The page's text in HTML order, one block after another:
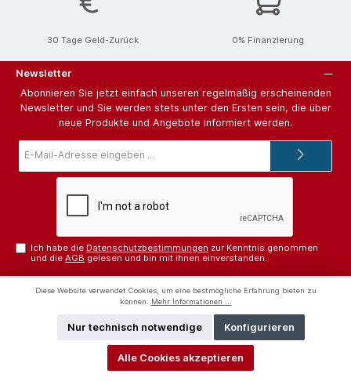
30 Tage Geld-Zurück 0% Finanzierung
Newsletter
Abonnieren Sie jetzt einfach unseren regelmäßig erscheinenden
Newsletter und Sie werden stets unter den Ersten sein, die über
neue Produkte und Angebote informiert werden.
Mail-
Ich habe die Datenschutzbestimmungen zur Kenntnis genommen
und dieAGB gelesen und bin mit ihnen einverstanden.
Hilfe und Support
Unterstützung und Beratung unter:
+43 (0) 505 - 635
Mo-Fr 09:00 - 18:00 Uhr, Sa 09:00 - 17:00 Uhr
Diese Website verwendet Cookies, um eine bestmögliche Erfahrung bieten zu
können.
Mehr Informationen ...
Nur technisch notwendige Konfigurieren
Alle Cookies akzeptieren